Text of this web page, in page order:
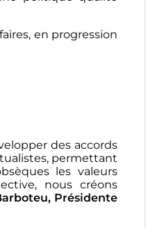
en progression
des accords
permettant
les valeurs
nous créons
Présidente